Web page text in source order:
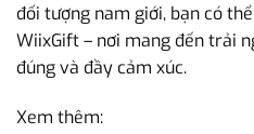
đối tượng nam giới, bạn có
WiixGift – nơi mang đến trải
đúng và đầy cảm xúc.
Xem thêm: